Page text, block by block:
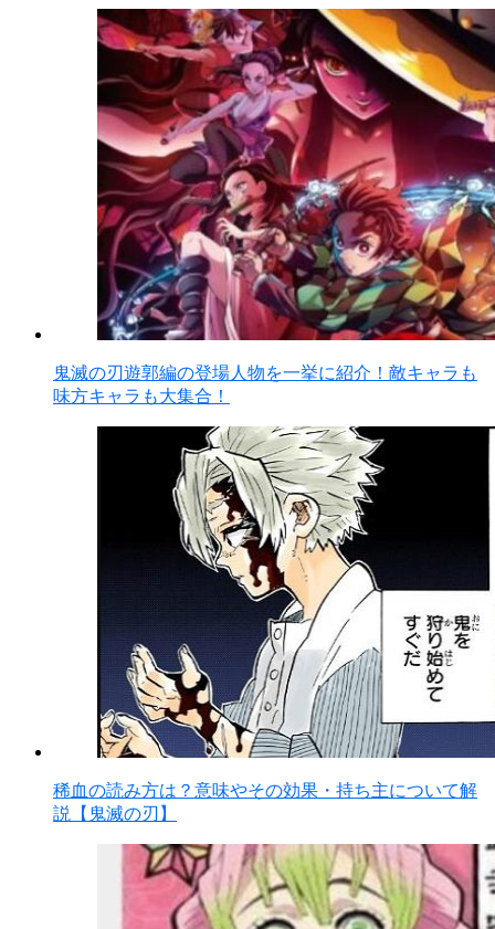
鬼滅の刃遊郭編の登場人物を一挙に紹介！敵キャラも
味方キャラも大集合！
稀血の読み方は？意味やその効果・持ち主について解
説【鬼滅の刃】